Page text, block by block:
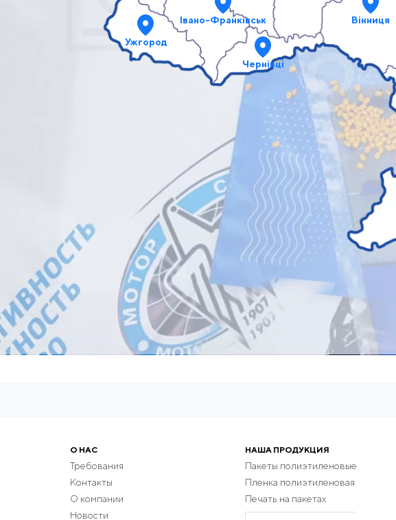
Вінниця
Ужгород
Івано-Франківськ
Чернівці
О НАС
Требования
Контакты
О компании
Новости
НАША ПРОДУКЦИЯ
Пакеты полиэтиленовые
Пленка полиэтиленовая
Печать на пакетах